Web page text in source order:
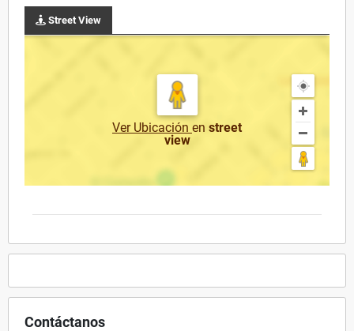
Street View
Ver Ubicación en street
view
Contáctanos